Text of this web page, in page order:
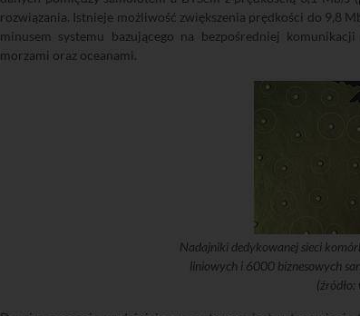
rozwiązania. Istnieje możliwość zwiększenia prędkości do 9,8
minusem systemu bazującego na bezpośredniej
morzami oraz oceanami.
Nadajniki dedykowanej sieci
liniowych i 6000 biznesowych